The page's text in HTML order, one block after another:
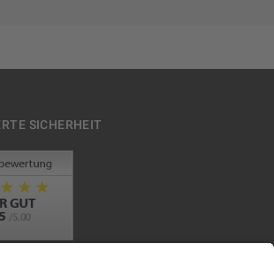
SICHERHEIT